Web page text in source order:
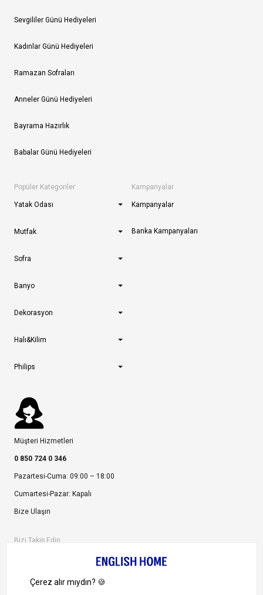
Sevgililer Günü Hediyeleri
Kadınlar Günü Hediyeleri
Ramazan Sofraları
Anneler Günü Hediyeleri
Bayrama Hazırlık
Babalar Günü Hediyeleri
Popüler Kategoriler
Yatak Odası
Mutfak
Sofra
Banyo
Dekorasyon
Halı&Kilim
Philips
Kampanyalar
Kampanyalar
Banka Kampanyaları
Müşteri Hizmetleri
0 850 724 0 346
Pazartesi-Cuma: 09:00 – 18:00
Cumartesi-Pazar: Kapalı
Bize Ulaşın
Bizi Takip Edin